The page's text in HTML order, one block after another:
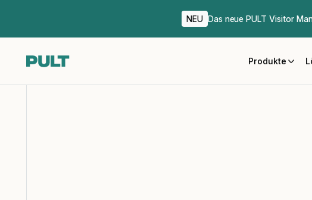
NEU Das neue PULT Visitor
Produkte